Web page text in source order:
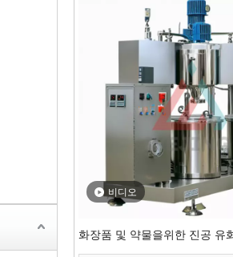
비디오
화장품 및 약물을위한 진공 유